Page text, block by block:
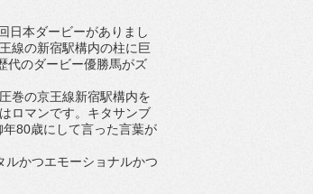
日本ダービーがありまし
線の新宿駅構内の柱に巨
代のダービー優勝馬がズ
巻の京王線新宿駅構内を
ロマンです。キタサンブ
80歳にして言った言葉が
かつエモーショナルかつ